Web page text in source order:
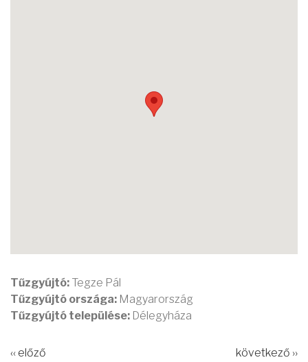
Tűzgyújtó: Tegze Pál
Tűzgyújtó országa: Magyarország
Tűzgyújtó települése: Délegyháza
‹‹ előző következő ››